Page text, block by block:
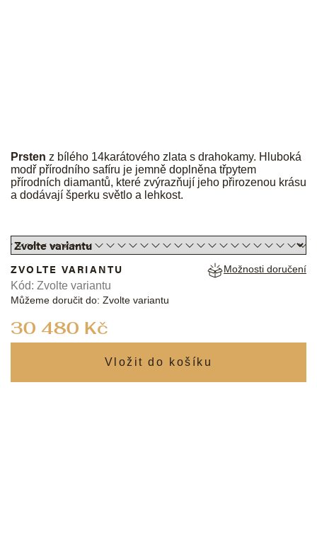
Prsten z bílého 14karátového zlata s drahokamy. Hluboká
modř přírodního safíru je jemně doplněna třpytem
přírodních diamantů, které zvýrazňují jeho přirozenou krásu
a dodávají šperku světlo a lehkost.
30 480 Kč
ZVOLTE VARIANTU
Můžeme doručit do: Zvolte variantu
Možnosti doručení
Kód: Zvolte variantu